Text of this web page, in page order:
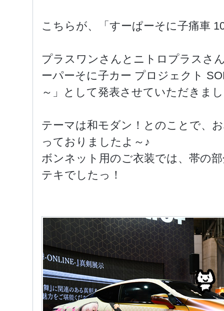
こちらが、「すーぱーそに子痛車
プラスワンさんとニトロプラスさ
ーパーそに子カー プロジェクト
～」として発表させていただきま
テーマは和モダン！とのことで、
っておりましたよ～♪
ボンネット用のご衣装では、帯の
テキでしたっ！